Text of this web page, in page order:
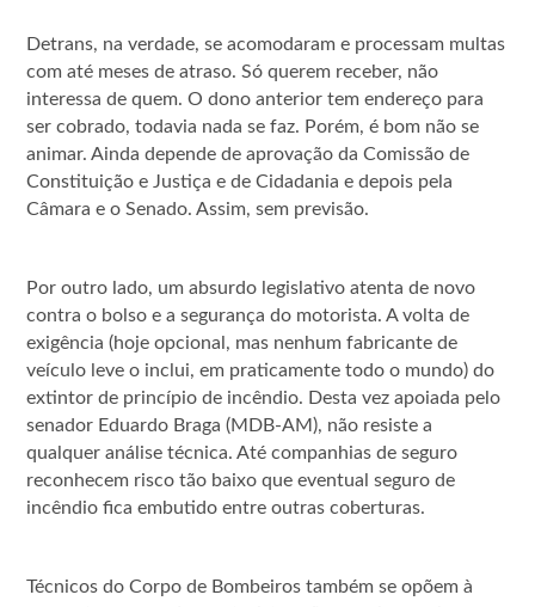
Detrans, na verdade, se acomodaram e processam multas
com até meses de atraso. Só querem receber, não
interessa de quem. O dono anterior tem endereço para
ser cobrado, todavia nada se faz. Porém, é bom não se
animar. Ainda depende de aprovação da Comissão de
Constituição e Justiça e de Cidadania e depois pela
Câmara e o Senado. Assim, sem previsão.
Por outro lado, um absurdo legislativo atenta de novo
contra o bolso e a segurança do motorista. A volta de
exigência (hoje opcional, mas nenhum fabricante de
veículo leve o inclui, em praticamente todo o mundo) do
extintor de princípio de incêndio. Desta vez apoiada pelo
senador Eduardo Braga (MDB-AM), não resiste a
qualquer análise técnica. Até companhias de seguro
reconhecem risco tão baixo que eventual seguro de
incêndio fica embutido entre outras coberturas.
Técnicos do Corpo de Bombeiros também se opõem à